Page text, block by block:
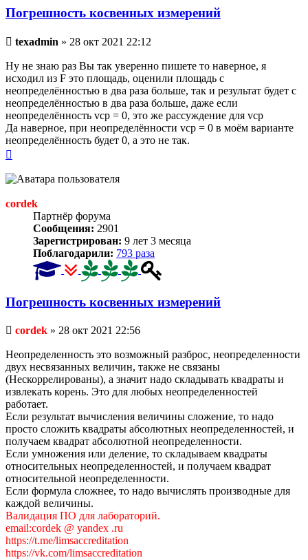
Погрешность косвенных измерений
Непрочитанное
texadmin » 28 окт 2021 22:12
Ну не знаю раз Вы так уверенно пишете то наверное, я
исходил из F это площадь, оценили площадь с
неопределённостью в два раза больше, так и результат будет с
неопределённостью в два раза больше, даже если
неопределённость vср = 0, это же рассуждение для vср
Да наверное, при неопределённости vср = 0 в моём варианте
неопределённость будет 0, а это не так.
началу
cordek
Партнёр форума
Сообщения: 2901
Зарегистрирован: 9 лет 3 месяца
Поблагодарили: 793 раза
Погрешность косвенных измерений
Непрочитанное
cordek » 28 окт 2021 22:56
Неопределенность это возможный разброс, неопределенности
двух несвязанных величин, также не связаны
(Нескоррелированы), а значит надо складывать квадраты и
извлекать корень. Это для любых неопределенностей
работает.
Если результат вычисления величины сложение, то надо
просто сложить квадраты абсолютных неопределенностей, и
получаем квадрат абсолютной неопределенности.
Если умножения или деление, то складываем квадраты
относительных неопределенностей, и получаем квадрат
относительной неопределенности.
Если формула сложнее, то надо вычислять производные для
каждой величины.
Валидация ПО для лабораторий.
email:cordek @ yandex .ru
https://t.me/limsaccreditation
https://vk.com/limsaccreditation